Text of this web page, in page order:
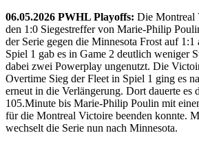
06.05.2026 PWHL Playoffs: Die Montreal
den 1:0 Siegestreffer von Marie-Philip
der Serie gegen die Minnesota Frost auf 1:1
Spiel 1 gab es in Game 2 deutlich weniger
dabei zwei Powerplay ungenutzt. Die
Overtime Sieg der Fleet in Spiel 1 ging es
erneut in die Verlängerung. Dort dauerte es
105.Minute bis Marie-Philip Poulin mit
für die Montreal Victoire beenden konnte.
wechselt die Serie nun nach Minnesota.